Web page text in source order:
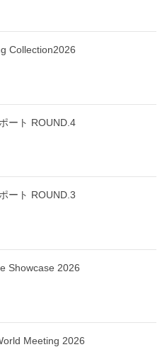
Collection2026
ート ROUND.4
ート ROUND.3
Showcase 2026
Meeting 2026